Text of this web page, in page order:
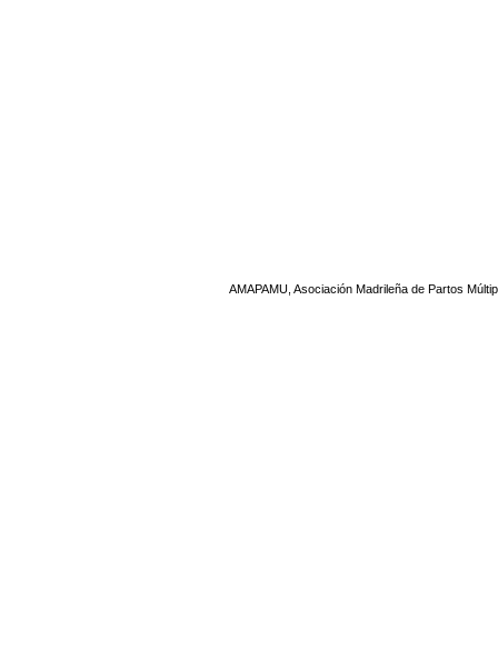
AMAPAMU, Asociación Madrileña de Partos